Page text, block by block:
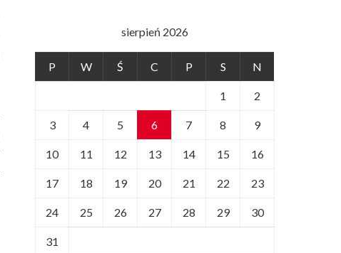
sierpień 2026
P W Ś C P S N
1 2
3 4 5 6 7 8 9
10 11 12 13 14 15 16
17 18 19 20 21 22 23
24 25 26 27 28 29 30
31